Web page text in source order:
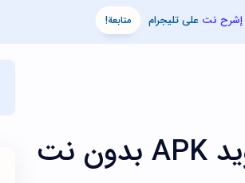
إشرح نت على تليجرام متابعة!
تحميل فيفا 16 مود 26 MOD للأندرويد APK بدون نت